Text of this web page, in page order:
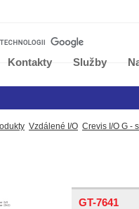
Kontakty Služby
Vzdálené I/O Crevis I/O G -
GT-7641